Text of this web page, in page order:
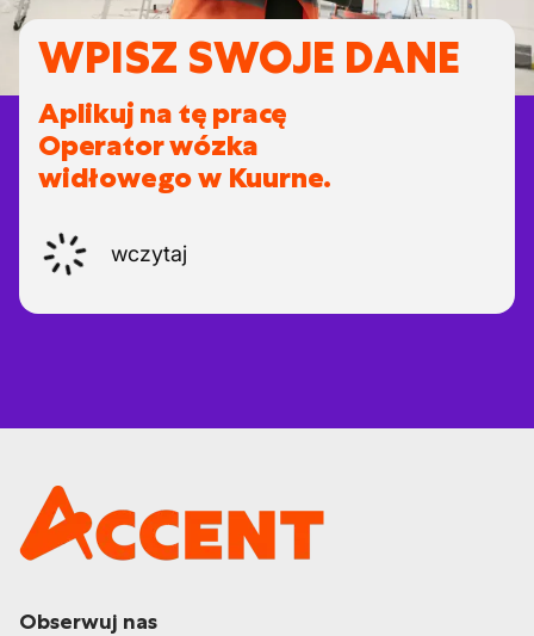
WPISZ SWOJE DANE
Aplikuj na tę pracę
Operator wózka
widłowego w Kuurne.
wczytaj
Obserwuj nas